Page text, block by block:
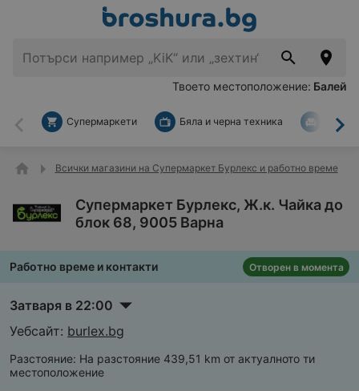
Твоето местоположение: Балей
Назад
Супермаркети Бяла и черна техника За
Всички магазини на Супермаркет Бурлекс и работно време
Супермаркет Бурлекс, Ж.к. Чайка до
блок 68, 9005 Варна
Работно време и контакти Отворен в момента
Затваря в 22:00
Уебсайт: burlex.bg
Разстояние: На разстояние 439,51 km от актуалното ти
местоположение